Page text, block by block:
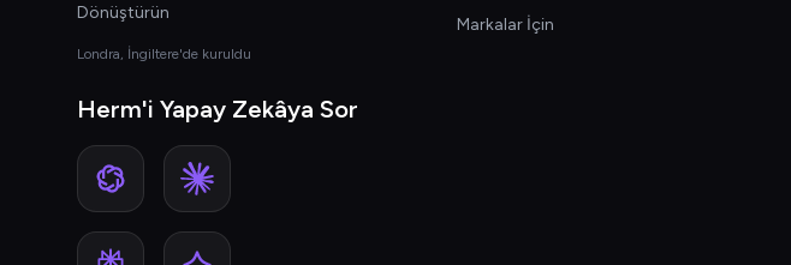
Dönüştürün
Londra, İngiltere'de kuruldu
Herm'i Yapay Zekâya Sor
Markalar İçin